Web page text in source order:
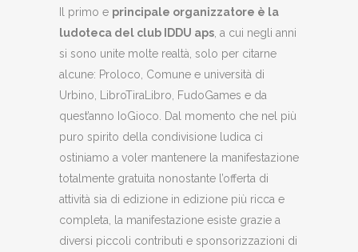
Il primo e principale organizzatore è la
ludoteca del club IDDU aps , a cui negli anni
si sono unite molte realtà, solo per citarne
alcune: Proloco, Comune e università di
Urbino, LibroTiraLibro, FudoGames e da
quest’anno IoGioco. Dal momento che nel più
puro spirito della condivisione ludica ci
ostiniamo a voler mantenere la manifestazione
totalmente gratuita nonostante l’offerta di
attività sia di edizione in edizione più ricca e
completa, la manifestazione esiste grazie a
diversi piccoli contributi e sponsorizzazioni di